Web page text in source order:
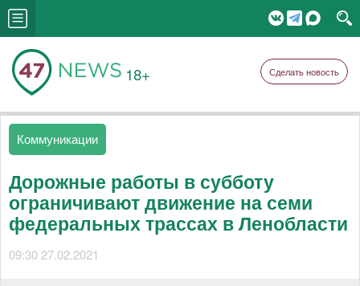
18+ Сделать новость
Коммуникации
Дорожные работы в субботу
ограничивают движение на семи
федеральных трассах в Ленобласти
09:30 27.02.2021